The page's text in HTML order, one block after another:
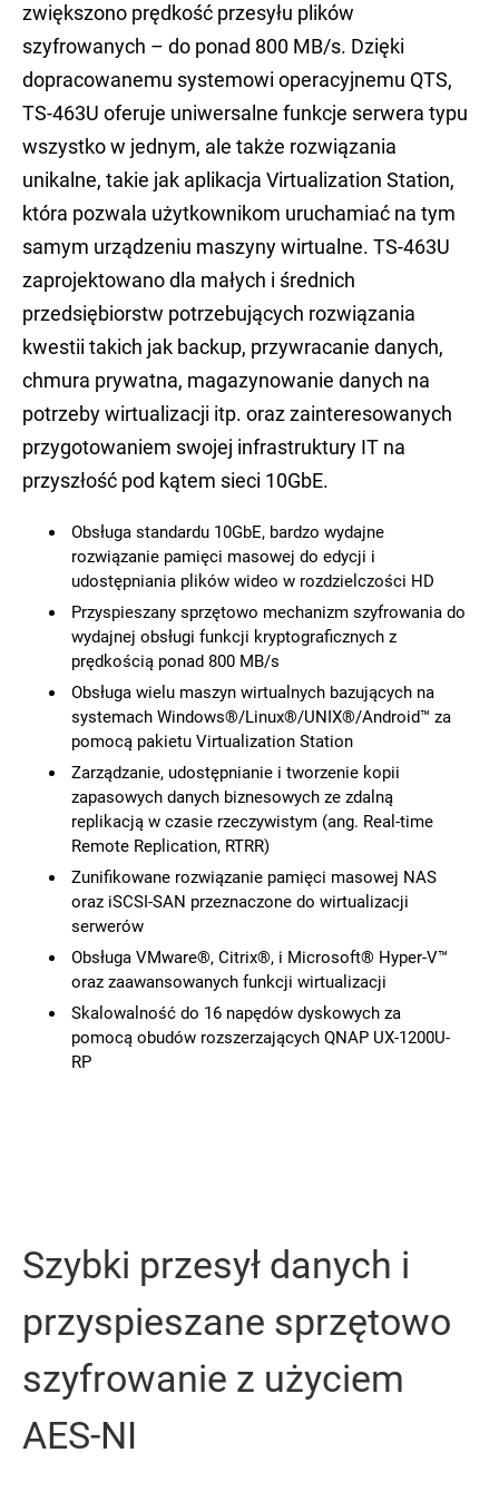
zwiększono prędkość przesyłu plików
szyfrowanych – do ponad 800 MB/s. Dzięki
dopracowanemu systemowi operacyjnemu QTS,
TS-463U oferuje uniwersalne funkcje serwera typu
wszystko w jednym, ale także rozwiązania
unikalne, takie jak aplikacja Virtualization Station,
która pozwala użytkownikom uruchamiać na tym
samym urządzeniu maszyny wirtualne. TS-463U
zaprojektowano dla małych i średnich
przedsiębiorstw potrzebujących rozwiązania
kwestii takich jak backup, przywracanie danych,
chmura prywatna, magazynowanie danych na
potrzeby wirtualizacji itp. oraz zainteresowanych
przygotowaniem swojej infrastruktury IT na
przyszłość pod kątem sieci 10GbE.
Obsługa standardu 10GbE, bardzo wydajne
rozwiązanie pamięci masowej do edycji i
udostępniania plików wideo w rozdzielczości HD
Przyspieszany sprzętowo mechanizm szyfrowania do
wydajnej obsługi funkcji kryptograficznych z
prędkością ponad 800 MB/s
Obsługa wielu maszyn wirtualnych bazujących na
systemach Windows®/Linux®/UNIX®/Android™ za
pomocą pakietu Virtualization Station
Zarządzanie, udostępnianie i tworzenie kopii
zapasowych danych biznesowych ze zdalną
replikacją w czasie rzeczywistym (ang. Real-time
Remote Replication, RTRR)
Zunifikowane rozwiązanie pamięci masowej NAS
oraz iSCSI-SAN przeznaczone do wirtualizacji
serwerów
Obsługa VMware®, Citrix®, i Microsoft® Hyper-V™
oraz zaawansowanych funkcji wirtualizacji
Skalowalność do 16 napędów dyskowych za
pomocą obudów rozszerzających QNAP UX-1200U-
RP
Szybki przesył danych i
przyspieszane sprzętowo
szyfrowanie z użyciem
AES-NI